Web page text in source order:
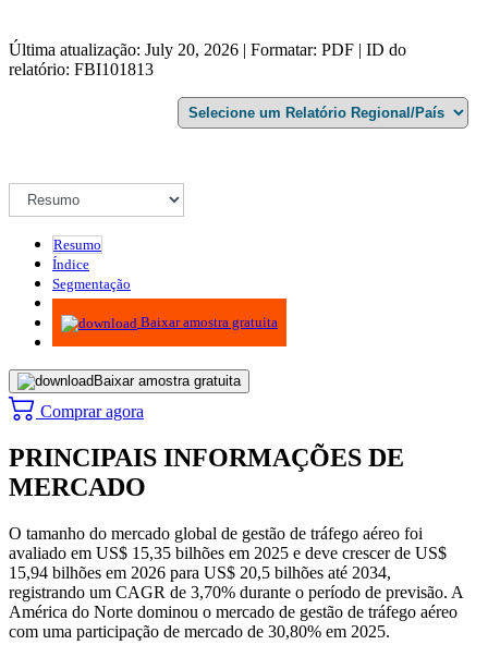
Última atualização: July 20, 2026 | Formatar: PDF | ID do
relatório: FBI101813
Resumo
Índice
Segmentação
Metodologia
Baixar amostra gratuita
Baixar amostra gratuita
Comprar agora
PRINCIPAIS INFORMAÇÕES DE
MERCADO
O tamanho do mercado global de gestão de tráfego aéreo foi
avaliado em US$ 15,35 bilhões em 2025 e deve crescer de US$
15,94 bilhões em 2026 para US$ 20,5 bilhões até 2034,
registrando um CAGR de 3,70% durante o período de previsão. A
América do Norte dominou o mercado de gestão de tráfego aéreo
com uma participação de mercado de 30,80% em 2025.